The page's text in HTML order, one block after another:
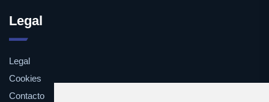
Legal
Legal
Cookies
Contacto